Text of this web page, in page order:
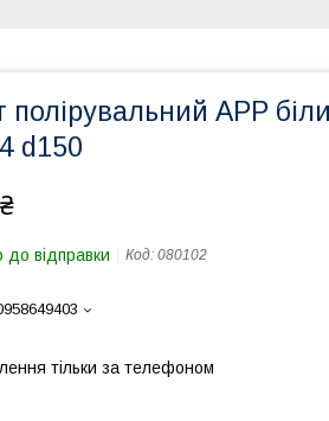
полірувальний АРР
d150
до відправки Код: 080102
тільки за телефоном